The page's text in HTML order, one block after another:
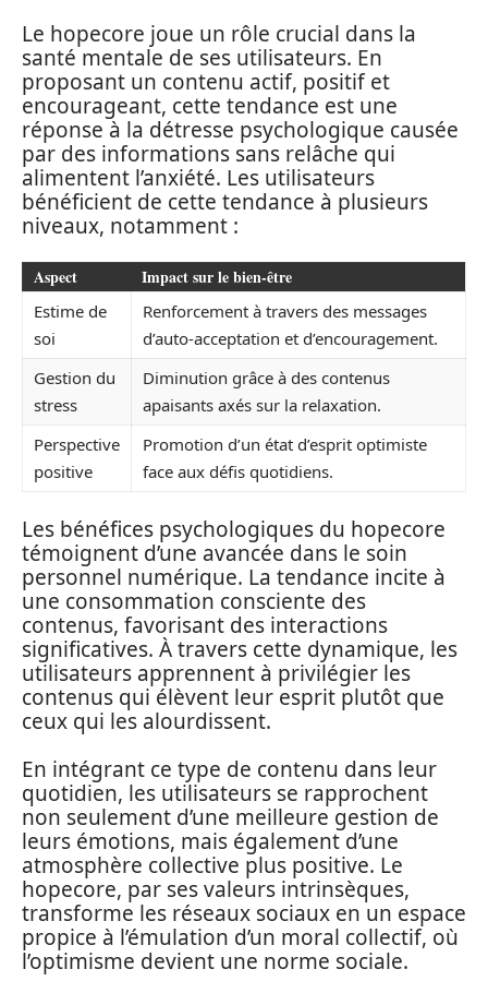
Le hopecore joue un rôle crucial dans la
santé mentale de ses utilisateurs. En
proposant un contenu actif, positif et
encourageant, cette tendance est une
réponse à la détresse psychologique causée
par des informations sans relâche qui
alimentent l’anxiété. Les utilisateurs
bénéficient de cette tendance à plusieurs
niveaux, notamment :
Aspect Impact sur le bien-être
Estime de
soi
Renforcement à travers des messages
d’auto-acceptation et d’encouragement.
Gestion du
stress
Diminution grâce à des contenus
apaisants axés sur la relaxation.
Perspective
positive
Promotion d’un état d’esprit optimiste
face aux défis quotidiens.
Les bénéfices psychologiques du hopecore
témoignent d’une avancée dans le soin
personnel numérique. La tendance incite à
une consommation consciente des
contenus, favorisant des interactions
significatives. À travers cette dynamique, les
utilisateurs apprennent à privilégier les
contenus qui élèvent leur esprit plutôt que
ceux qui les alourdissent.
En intégrant ce type de contenu dans leur
quotidien, les utilisateurs se rapprochent
non seulement d’une meilleure gestion de
leurs émotions, mais également d’une
atmosphère collective plus positive. Le
hopecore, par ses valeurs intrinsèques,
transforme les réseaux sociaux en un espace
propice à l’émulation d’un moral collectif, où
l’optimisme devient une norme sociale.